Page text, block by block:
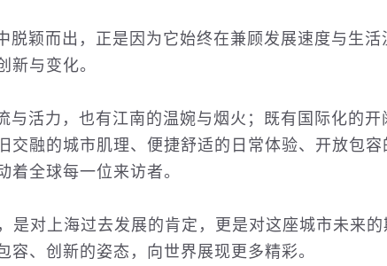
脱颖而出，正是因为它始终在兼顾发展速度与生活
新与变化。
与活力，也有江南的温婉与烟火；既有国际化的开
交融的城市肌理、便捷舒适的日常体验、开放包容
着全球每一位来访者。
是对上海过去发展的肯定，更是对这座城市未来的
容、创新的姿态，向世界展现更多精彩。